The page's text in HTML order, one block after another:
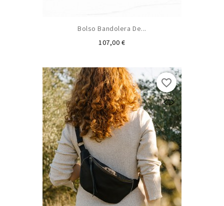
Bolso Bandolera De...
107,00 €Preu
favorite_border